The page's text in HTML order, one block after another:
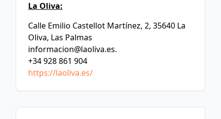
La Oliva:
Calle Emilio Castellot Martínez, 2, 35640 La
Oliva, Las Palmas
informacion@laoliva.es.
+34 928 861 904
https://laoliva.es/